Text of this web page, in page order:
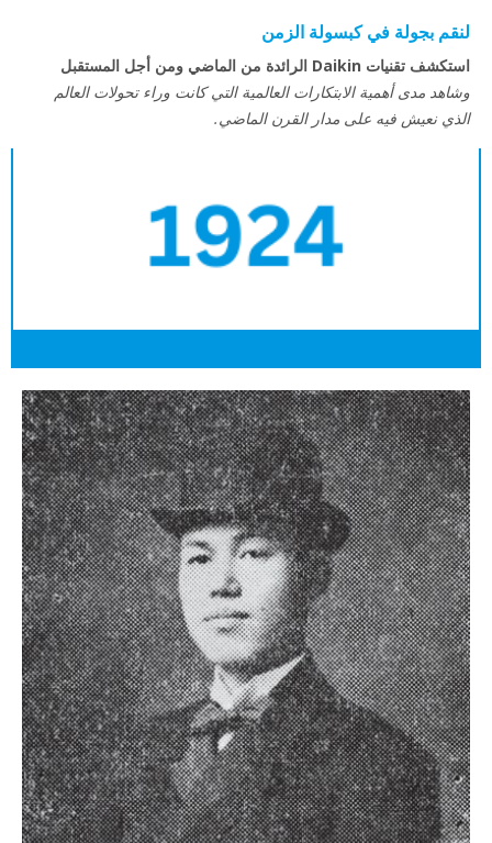
لنقم بجولة في كبسولة الزمن
استكشف تقنيات Daikin الرائدة من الماضي ومن أجل المستقبل
وشاهد مدى أهمية الابتكارات العالمية التي كانت وراء تحولات العالم
الذي نعيش فيه على مدار القرن الماضي.